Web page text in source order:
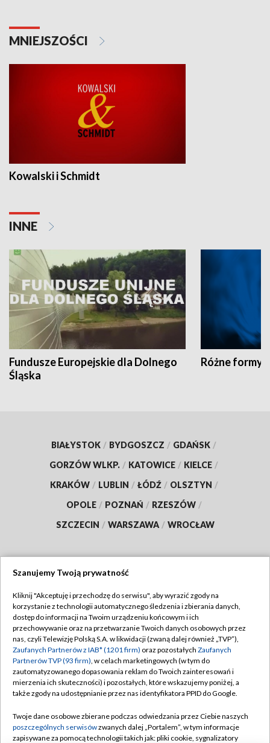
MNIEJSZOŚCI
Kowalski i Schmidt
INNE
Fundusze Europejskie dla Dolnego
Śląska
Różne formy
BIAŁYSTOK / BYDGOSZCZ / GDAŃSK /
GORZÓW WLKP. / KATOWICE / KIELCE /
KRAKÓW / LUBLIN / ŁÓDŹ / OLSZTYN /
OPOLE / POZNAŃ / RZESZÓW /
SZCZECIN / WARSZAWA / WROCŁAW
TVP
Abonament TVP
Emisja w TVP
Centrum informacji TVP
Naziemna Telewizja Cyfrowa
Rada Programowa
Regulamin TVP
Polityka prywatności
Moje zgody
Pomoc
Kontakt
Szanujemy Twoją prywatność
Kliknij "Akceptuję i przechodzę do serwisu", aby wyrazić zgody na
korzystanie z technologii automatycznego śledzenia i zbierania danych,
dostęp do informacji na Twoim urządzeniu końcowym i ich
przechowywanie oraz na przetwarzanie Twoich danych osobowych przez
nas, czyli Telewizję Polską S.A. w likwidacji (zwaną dalej również „TVP”),
Zaufanych Partnerów z IAB* (1201 firm) oraz pozostałych Zaufanych
Partnerów TVP (93 firm), w celach marketingowych (w tym do
zautomatyzowanego dopasowania reklam do Twoich zainteresowań i
mierzenia ich skuteczności) i pozostałych, które wskazujemy poniżej, a
także zgody na udostępnianie przez nas identyfikatora PPID do Google.
Twoje dane osobowe zbierane podczas odwiedzania przez Ciebie naszych
poszczególnych serwisówzwanych dalej „Portalem”, w tym informacje
zapisywane za pomocą technologii takich jak: pliki cookie, sygnalizatory